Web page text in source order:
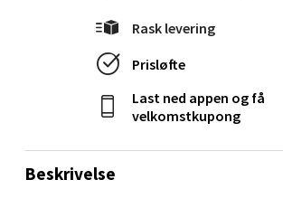
Beskrivelse
Rask levering
Prisløfte
Last ned appen og få
velkomstkupong
Ålesund - Thon Senter Moa
Langelandsvegen 25, 6010 Ålesund
Åpent i dag 10-20